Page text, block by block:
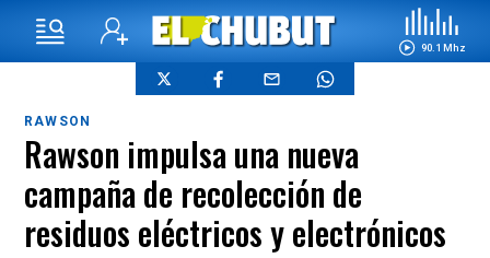
90.1 Mhz
RAWSON
Rawson impulsa una nueva
campaña de recolección de
residuos eléctricos y electrónicos